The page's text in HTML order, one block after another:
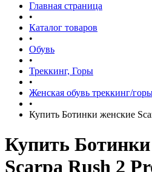
Главная страница
•
Каталог товаров
•
Обувь
•
Треккинг, Горы
•
Женская обувь треккинг/
•
Купить Ботинки женские
Купить
Scarpa Rush 2